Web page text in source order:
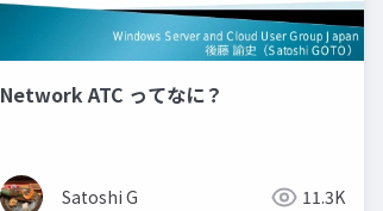
Network ATC ってなに？
Satoshi G 11.3K